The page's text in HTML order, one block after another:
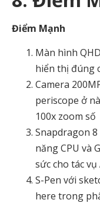
Điểm Mạnh
Màn hình
hiển thị đúng
Camera
periscope ở
100x zoom số
Snapdragon 8
năng CPU và
sức cho tác vụ
S-Pen với
here trong